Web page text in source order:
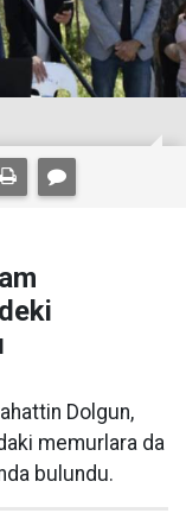
Dolgun,
memurlara da
bulundu.